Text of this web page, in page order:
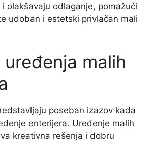
i olakšavaju odlaganje, pomažući
udoban i estetski privlačan mali
uređenja malih
poseban izazov kada
enterijera. Uređenje malih
kreativna rešenja i dobru